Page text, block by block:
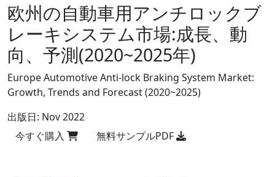
欧州の自動車用アンチロックブ
レーキシステム市場:成長、動
向、予測(2020~2025年)
Europe Automotive Anti-lock Braking System Market:
Growth, Trends and Forecast (2020~2025)
出版日: Nov 2022
今すぐ購入
無料サンプルPDF